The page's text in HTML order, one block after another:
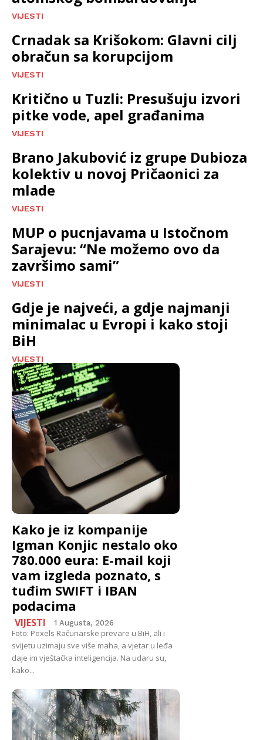
VIJESTI
Crnadak sa Krišokom: Glavni cilj
obračun sa korupcijom
VIJESTI
Kritično u Tuzli: Presušuju izvori
pitke vode, apel građanima
VIJESTI
Brano Jakubović iz grupe Dubioza
kolektiv u novoj Pričaonici za
mlade
VIJESTI
MUP o pucnjavama u Istočnom
Sarajevu: “Ne možemo ovo da
završimo sami”
VIJESTI
Gdje je najveći, a gdje najmanji
minimalac u Evropi i kako stoji
BiH
VIJESTI
Kako je iz kompanije
Igman Konjic nestalo oko
780.000 eura: E-mail koji
vam izgleda poznato, s
tuđim SWIFT i IBAN
podacima
VIJESTI 1 Augusta, 2026
Foto: Pexels Računarske prevare u BiH, ali i
svijetu uzimaju sve više maha, a vjetar u leđa
daje im vještačka inteligencija. Na udaru su,
kako...